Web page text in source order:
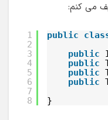
1
2
3
4
5
6
7
8
public
public
public
public
public
}